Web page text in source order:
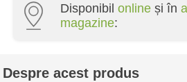
Disponibil online și în
magazine:
Despre acest produs